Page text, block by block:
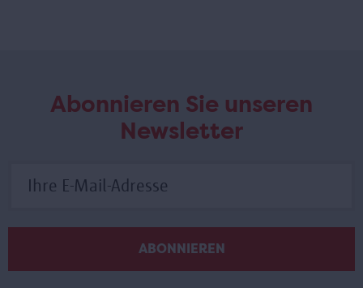
Abonnieren Sie unseren
Newsletter